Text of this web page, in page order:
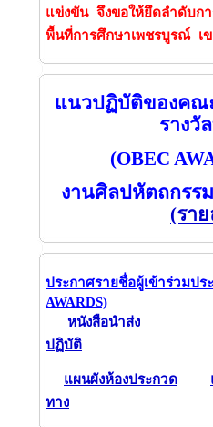
แข่งขัน จึงขอให้ยึดลำดับก
พื้นที่การศึกษาเพชรบูรณ์
แนวปฏิบัติของคณ
รางวั
(OBEC
งานศิลปหัตถกรร
(รา
ประกาศรายชื่อผู้เข้าร่วมป
AWARDS)
หนังสือนำส่ง
ปฏิบัติ
แผนผังห้องประกวด
ทาง